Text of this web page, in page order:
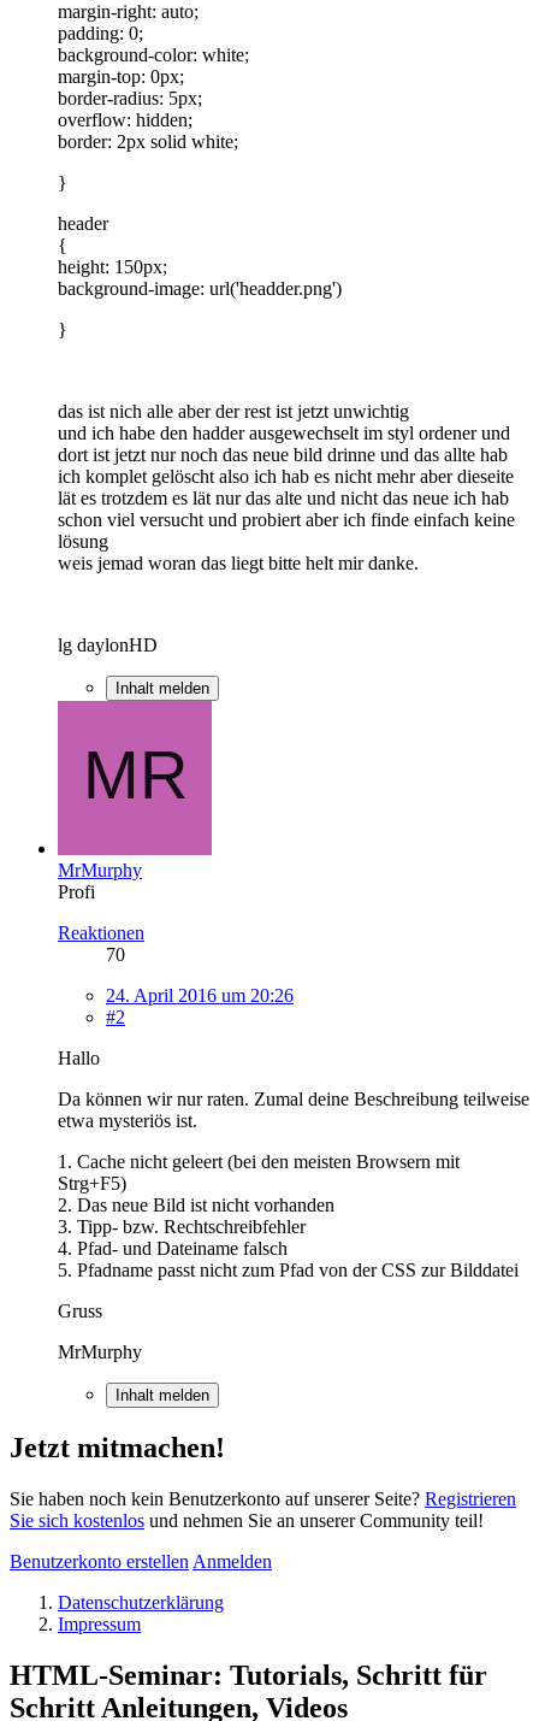
margin-right: auto;
padding: 0;
background-color: white;
margin-top: 0px;
border-radius: 5px;
overflow: hidden;
border: 2px solid white;
}
header
{
height: 150px;
background-image: url('headder.png')
}
das ist nich alle aber der rest ist jetzt unwichtig
und ich habe den hadder ausgewechselt im styl ordener und
dort ist jetzt nur noch das neue bild drinne und das allte hab
ich komplet gelöscht also ich hab es nicht mehr aber dieseite
lät es trotzdem es lät nur das alte und nicht das neue ich hab
schon viel versucht und probiert aber ich finde einfach keine
lösung
weis jemad woran das liegt bitte helt mir danke.
lg daylonHD
Inhalt melden
MrMurphy
Profi
Reaktionen
70
24. April 2016 um 20:26
#2
Hallo
Da können wir nur raten. Zumal deine Beschreibung teilweise
etwa mysteriös ist.
1. Cache nicht geleert (bei den meisten Browsern mit
Strg+F5)
2. Das neue Bild ist nicht vorhanden
3. Tipp- bzw. Rechtschreibfehler
4. Pfad- und Dateiname falsch
5. Pfadname passt nicht zum Pfad von der CSS zur Bilddatei
Gruss
MrMurphy
Inhalt melden
Jetzt mitmachen!
Sie haben noch kein Benutzerkonto auf unserer Seite? Registrieren
Sie sich kostenlos und nehmen Sie an unserer Community teil!
Benutzerkonto erstellen Anmelden
Datenschutzerklärung
Impressum
HTML-Seminar: Tutorials, Schritt für
Schritt Anleitungen, Videos